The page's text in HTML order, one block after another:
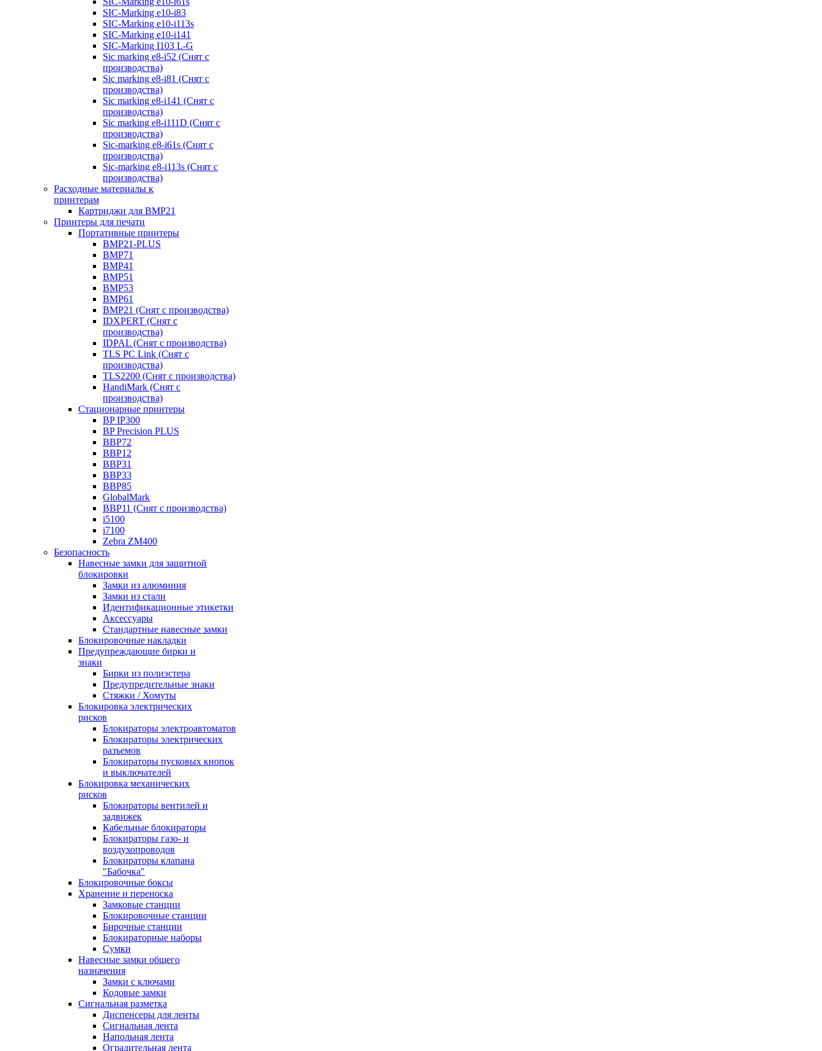
SIC-Marking e10-i83
SIC-Marking e10-i113s
SIC-Marking e10-i141
SIC-Marking I103 L-G
Sic marking e8-i52 (Снят с
производства)
Sic marking e8-i81 (Снят с
производства)
Sic marking e8-i141 (Снят с
производства)
Sic marking e8-i111D (Снят с
производства)
Sic-marking e8-i61s (Снят с
производства)
Sic-marking e8-i113s (Снят с
производства)
Расходные материалы к
принтерам
Картриджи для BMP21
Принтеры для печати
Портативные принтеры
BMP21-PLUS
BMP71
BMP41
BMP51
BMP53
BMP61
BMP21 (Снят с производства)
IDXPERT (Снят с
производства)
IDPAL (Снят с производства)
TLS PC Link (Снят с
производства)
TLS2200 (Снят с производства)
HandiMark (Снят с
производства)
Стационарные принтеры
BP IP300
BP Precision PLUS
BBP72
BBP12
BBP31
BBP33
BBP85
GlobalMark
BBP11 (Снят с производства)
i5100
i7100
Zebra ZM400
Безопасность
Навесные замки для защитной
блокировки
Замки из алюминия
Замки из стали
Идентификационные этикетки
Аксессуары
Стандартные навесные замки
Блокировочные накладки
Предупреждающие бирки и
знаки
Бирки из полиэстера
Предупредительные знаки
Стяжки / Хомуты
Блокировка электрических
рисков
Блокираторы электроавтоматов
Блокираторы электрических
разъемов
Блокираторы пусковых кнопок
и выключателей
Блокировка механических
рисков
Блокираторы вентилей и
задвижек
Кабельные блокираторы
Блокираторы газо- и
воздухопроводов
Блокираторы клапана
"Бабочка"
Блокировочные боксы
Хранение и переноска
Замковые станции
Блокировочные станции
Бирочные станции
Блокираторные наборы
Сумки
Навесные замки общего
назначения
Замки с ключами
Кодовые замки
Сигнальная разметка
Диспенсеры для ленты
Сигнальная лента
Напольная лента
Оградительная лента